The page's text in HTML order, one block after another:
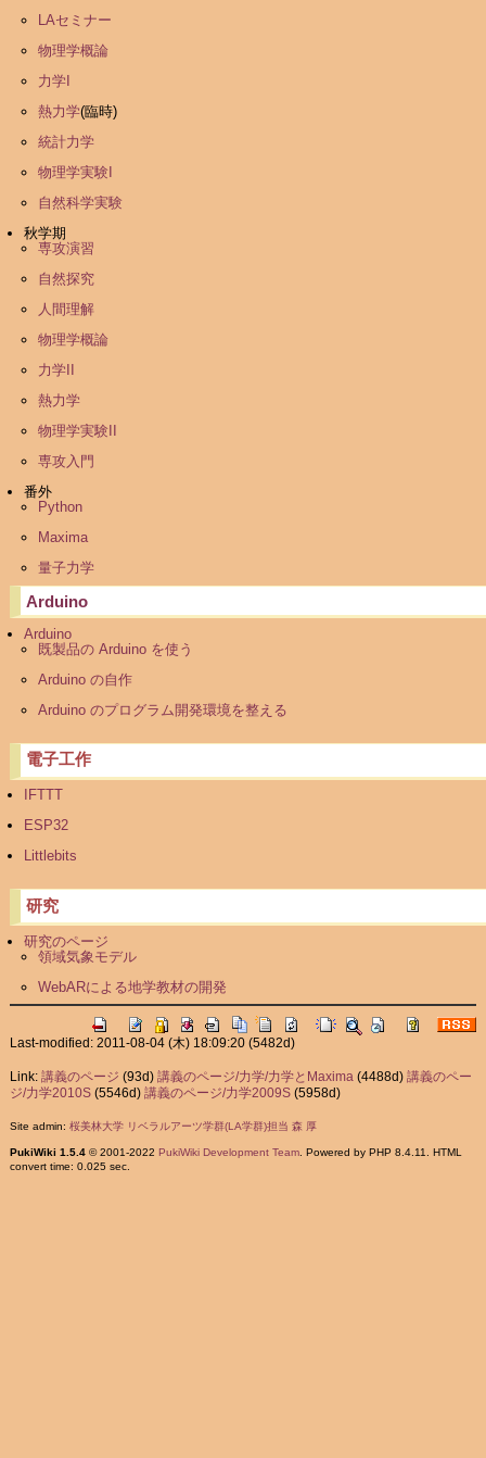
LAセミナー
物理学概論
力学I
熱力学(臨時)
統計力学
物理学実験I
自然科学実験
秋学期
専攻演習
自然探究
人間理解
物理学概論
力学II
熱力学
物理学実験II
専攻入門
番外
Python
Maxima
量子力学
Arduino
Arduino
既製品の Arduino を使う
Arduino の自作
Arduino のプログラム開発環境を整える
電子工作
IFTTT
ESP32
Littlebits
研究
研究のページ
領域気象モデル
WebARによる地学教材の開発
Last-modified: 2011-08-04 (木) 18:09:20(5482d)
Link: 講義のページ (93d) 講義のページ/力学/力学とMaxima (4488d) 講義のペー
ジ/力学2010S(5546d) 講義のページ/力学2009S(5958d)
Site admin: 桜美林大学 リベラルアーツ学群(LA学群)担当 森 厚
PukiWiki 1.5.4© 2001-2022 PukiWiki Development Team. Powered by PHP 8.4.11. HTML
convert time: 0.025 sec.